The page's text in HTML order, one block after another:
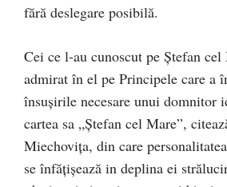
fără deslegare posibilă.
Cei ce l-au cunoscut pe Ștefan
admirat în el pe Principele care a
însuşirile necesare unui domnitor
cartea sa „Ștefan cel Mare”,
Miechovița, din care
se înfăţişează in deplina ei